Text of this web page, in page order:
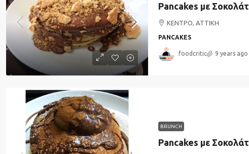
ΚΕΝΤΡΟ, ΑΤΤΙΚΗ
PANCAKES
foodcritic 9 years ago
BRUNCH